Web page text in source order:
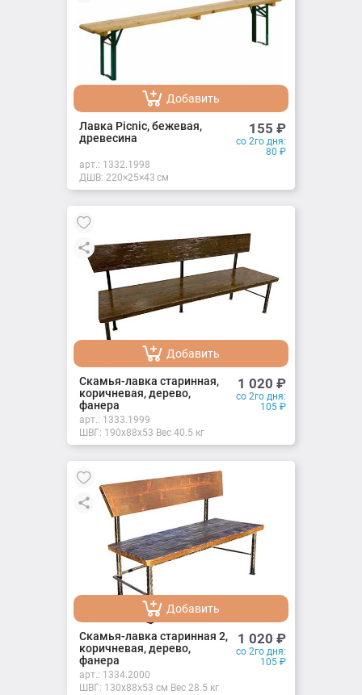
Добавить
Добавлено
Лавка Picnic, бежевая,
древесина
155 ₽
со 2го дня:
80 ₽
арт.: 1332.1998
ДШВ: 220×25×43 см
Добавить
Добавлено
Скамья-лавка старинная,
коричневая, дерево,
фанера
1 020 ₽
со 2го дня:
105 ₽
арт.: 1333.1999
ШВГ: 190х88х53 Вес 40.5 кг
Добавить
Добавлено
Скамья-лавка старинная 2,
коричневая, дерево,
фанера
1 020 ₽
со 2го дня:
105 ₽
арт.: 1334.2000
ШВГ: 130х88х53 см Вес 28.5 кг